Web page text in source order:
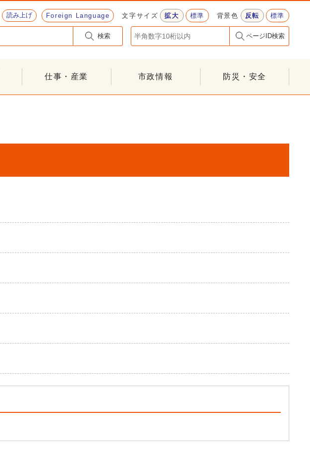
読み上げ Foreign Language 文字サイズ 拡大 標準 背景色 反転 標準
検索 ページID検索
仕事・産業 市政情報 防災・安全